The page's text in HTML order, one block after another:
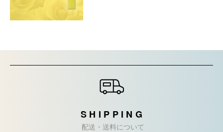
SHIPPING
配送・送料について